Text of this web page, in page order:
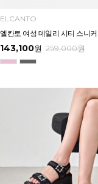
ELCANTO
143,100원 259,000원